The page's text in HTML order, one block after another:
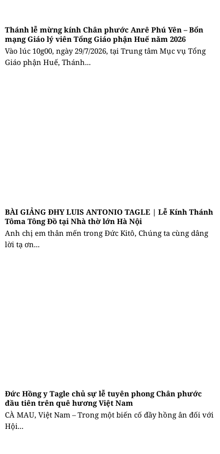
Thánh lễ mừng kính Chân phước Anrê Phú Yên – Bổn
mạng Giáo lý viên Tổng Giáo phận Huế năm 2026
Vào lúc 10g00, ngày 29/7/2026, tại Trung tâm Mục vụ Tổng
Giáo phận Huế, Thánh...
BÀI GIẢNG ĐHY LUIS ANTONIO TAGLE | Lễ Kính Thánh
Tôma Tông Đồ tại Nhà thờ lớn Hà Nội
Anh chị em thân mến trong Đức Kitô, Chúng ta cùng dâng
lời tạ ơn...
Đức Hồng y Tagle chủ sự lễ tuyên phong Chân phước
đầu tiên trên quê hương Việt Nam
CÀ MAU, Việt Nam – Trong một biến cố đầy hồng ân đối với
Hội...